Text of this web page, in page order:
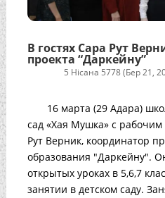
В гостях Сара Рут
проекта “Даркейну”
5 Нісана 5778 (Бер 21,
16 марта (29 Адара)
сад «Хая Мушка» с
Рут Верник, координатор
образования "Даркейну".
открытых уроках в 5,6,7
занятии в детском саду.